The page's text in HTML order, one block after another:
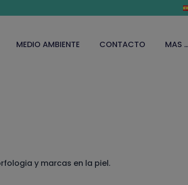
MEDIO AMBIENTE CONTACTO MAS …
y marcas en la piel.